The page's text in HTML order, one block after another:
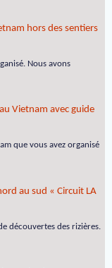
hors des sentiers
Nous avons
Vietnam avec guide
que vous avez organisé
au sud « Circuit LA
découvertes des rizières.